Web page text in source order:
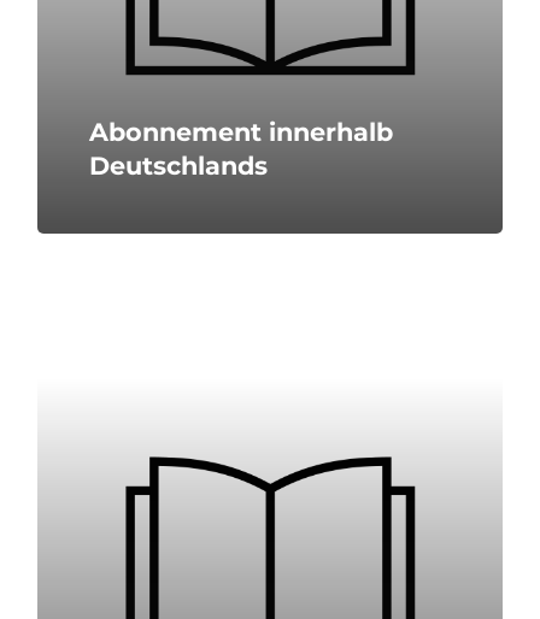
Abonnement innerhalb
Deutschlands